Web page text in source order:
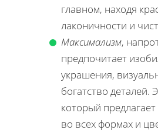
главном, находя
лаконичности и
Максимализм,
предпочитает
украшения,
богатство деталей.
который
во всех формах и